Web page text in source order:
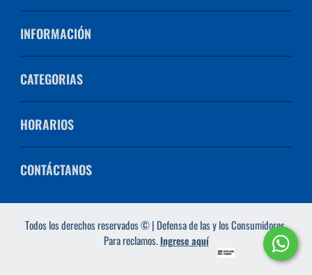
INFORMACIÓN
CATEGORIAS
HORARIOS
CONTÁCTANOS
Todos los derechos reservados © | Defensa de las y los Consumidores.
Para reclamos.Ingrese aquí